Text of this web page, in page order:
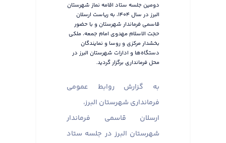
دومین جلسه ستاد اقامه نماز شهرستان
البرز در سال ۱۴۰۴، به ریاست ارسلان
قاسمی فرماندار شهرستان و با حضور
حجت الاسلام مهدوی امام جمعه، ملکی
بخشدار مرکزی و روسا و نمایندگان
دستگاه‌ها و ادارات شهرستان البرز در
محل فرمانداری برگزار گردید.
به گزارش روابط عمومی
فرمانداری شهرستان البرز،
ارسلان قاسمی فرماندار
شهرستان البرز در جلسه ستاد